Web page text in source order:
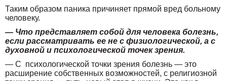
Таким образом паника причиняет прямой вред больному
человеку.
— Что представляет собой для человека болезнь,
если рассматривать ее не с физиологической, а с
духовной и психологической точек зрения.
— С психологической точки зрения болезнь — это
расширение собственных возможностей, с религиозной